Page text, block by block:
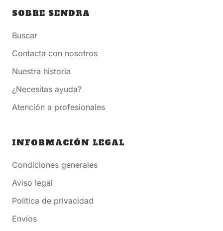
SOBRE SENDRA
Buscar
Contacta con nosotros
Nuestra historia
¿Necesitas ayuda?
Atención a profesionales
INFORMACIÓN LEGAL
Condiciones generales
Aviso legal
Política de privacidad
Envíos